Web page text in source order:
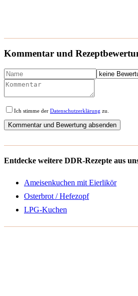
Kommentar und
Ich stimme der Datenschutzerklärung zu.
Entdecke weitere DDR-Rezepte aus
Ameisenkuchen mit Eierlikör
Osterbrot / Hefezopf
LPG-Kuchen